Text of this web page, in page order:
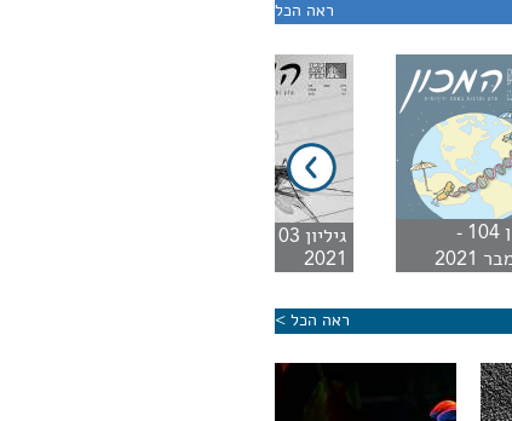
ראה הכל
גיליון 104 -
2021
2021
ראה הכל >